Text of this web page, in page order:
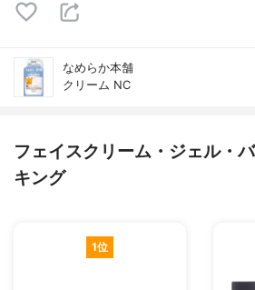
なめらか本舗
クリーム NC
フェイスクリーム・ジェル・
キング
1位